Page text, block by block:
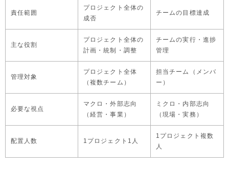
責任範囲
プロジェクト全体の
成否
チームの目標達成
主な役割
プロジェクト全体の
計画・統制・調整
チームの実行・進捗
管理
管理対象
プロジェクト全体
（複数チーム）
担当チーム（メンバ
ー）
必要な視点
マクロ・外部志向
（経営・事業）
ミクロ・内部志向
（現場・実務）
配置人数 1プロジェクト1人
1プロジェクト複数
人